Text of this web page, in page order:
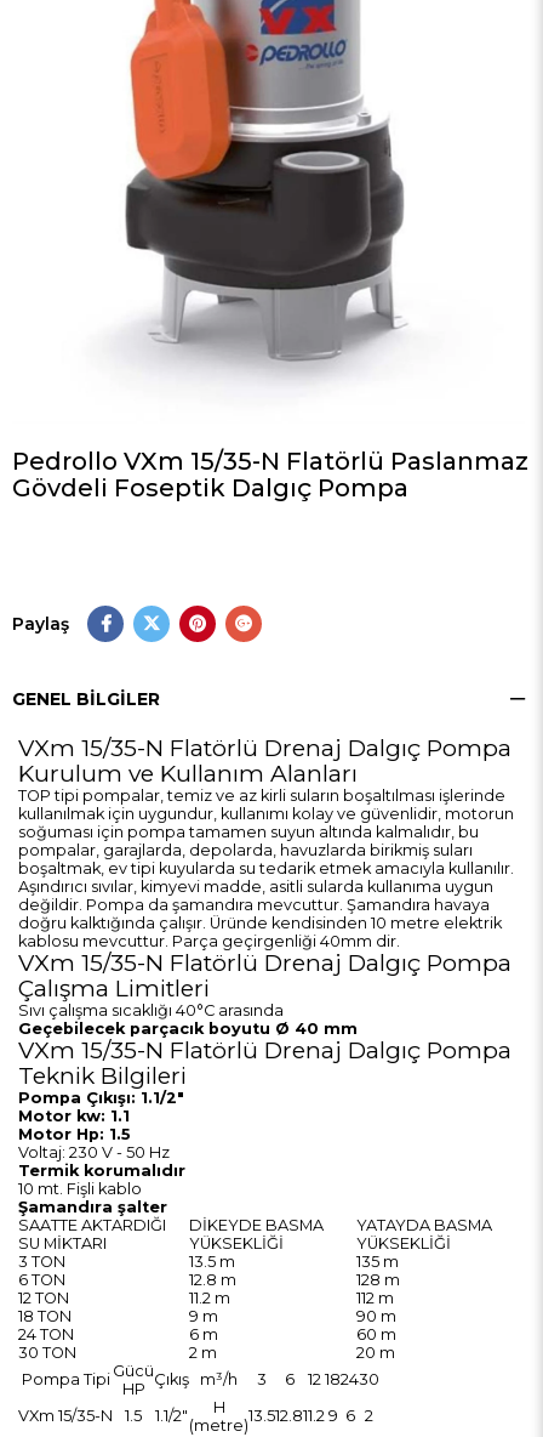
Pedrollo VXm 15/35-N Flatörlü Paslanmaz
Gövdeli Foseptik Dalgıç Pompa
Paylaş
GENEL BILGILER
VXm 15/35-N Flatörlü Drenaj Dalgıç Pompa
Kurulum ve Kullanım Alanları
TOP tipi pompalar, temiz ve az kirli suların boşaltılması işlerinde
kullanılmak için uygundur, kullanımı kolay ve güvenlidir, motorun
soğuması için pompa tamamen suyun altında kalmalıdır, bu
pompalar, garajlarda, depolarda, havuzlarda birikmiş suları
boşaltmak, ev tipi kuyularda su tedarik etmek amacıyla kullanılır.
Aşındırıcı sıvılar, kimyevi madde, asitli sularda kullanıma uygun
değildir. Pompa da şamandıra mevcuttur. Şamandıra havaya
doğru kalktığında çalışır. Üründe kendisinden 10 metre elektrik
kablosu mevcuttur. Parça geçirgenliği 40mm dir.
VXm 15/35-N Flatörlü Drenaj Dalgıç Pompa
Çalışma Limitleri
Sıvı çalışma sıcaklığı 40°C arasında
Geçebilecek parçacık boyutu Ø 40 mm
VXm 15/35-N Flatörlü Drenaj Dalgıç Pompa
Teknik Bilgileri
Pompa Çıkışı: 1.1/2"
Motor kw: 1.1
Motor Hp: 1.5
Voltaj: 230 V - 50 Hz
Termik korumalıdır
10 mt. Fişli kablo
Şamandıra şalter
SAATTE AKTARDIĞI
SU MİKTARI
DİKEYDE BASMA
YÜKSEKLİĞİ
YATAYDA BASMA
YÜKSEKLİĞİ
3 TON
13.5 m
135 m
6 TON
12.8 m
128 m
12 TON
11.2 m
112 m
18 TON
9 m
90 m
24 TON
6 m
60 m
30 TON
2 m
20 m
Pompa Tipi Gücü
HP
Çıkış m³/h 3 6 12 182430
VXm 15/35-N
1.5 1.1/2"
H
(metre)
13.512.811.2 9 6 2